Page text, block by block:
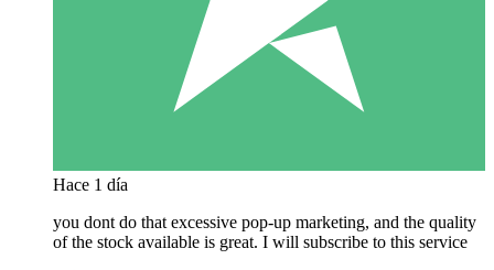
Hace 1 día
you dont do that excessive pop-up marketing, and the quality
of the stock available is great. I will subscribe to this service